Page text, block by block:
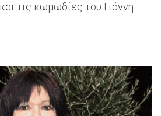
τις κωμωδίες του Γιάννη